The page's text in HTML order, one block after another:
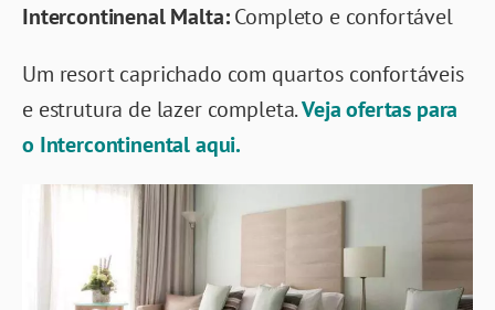
Intercontinenal Malta:Completo e confortável
Um resort caprichado com quartos confortáveis
e estrutura de lazer completa.Veja ofertas para
o Intercontinental aqui.